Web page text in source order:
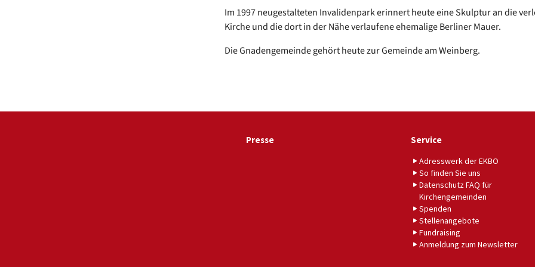
Im 1997 neugestalteten Invalidenpark erinnert heute eine Skulptur an die
Kirche und die dort in der Nähe verlaufene ehemalige Berliner Mauer.
Die Gnadengemeinde gehört heute zur Gemeinde am Weinberg.
Presse Service
Adresswerk der EKBO
So finden Sie uns
Datenschutz FAQ für
Kirchengemeinden
Spenden
Stellenangebote
Fundraising
Anmeldung zum Newsletter